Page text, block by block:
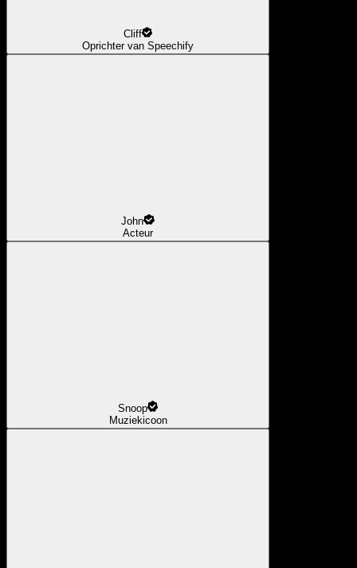
Cliff
Oprichter van Speechify
John
Acteur
Snoop
Muziekicoon